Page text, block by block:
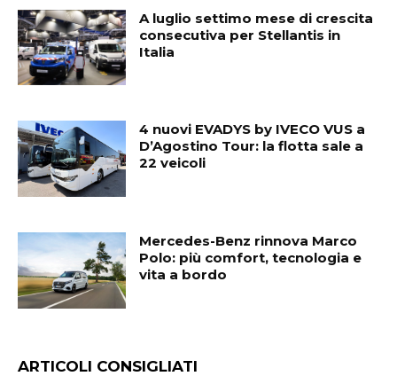
A luglio settimo mese di crescita
consecutiva per Stellantis in
Italia
4 nuovi EVADYS by IVECO VUS a
D’Agostino Tour: la flotta sale a
22 veicoli
Mercedes-Benz rinnova Marco
Polo: più comfort, tecnologia e
vita a bordo
ARTICOLI CONSIGLIATI